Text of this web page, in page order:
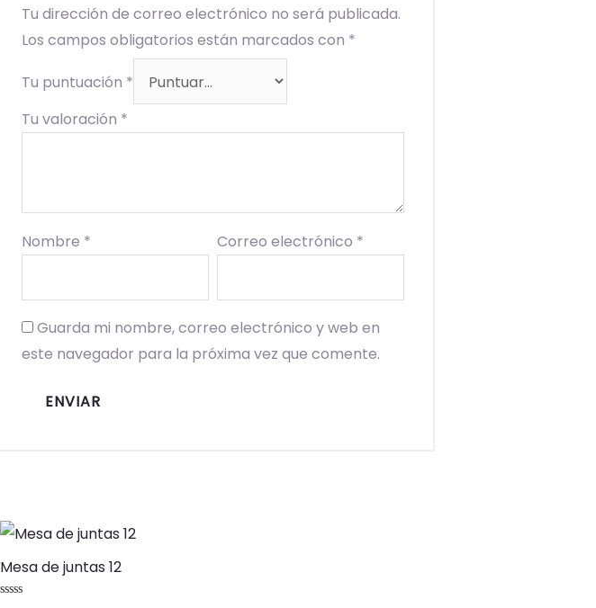
Tu dirección de correo electrónico no será publicada.
Los campos obligatorios están marcados con *
Tu puntuación *
Tu valoración *
Nombre * Correo electrónico *
Guarda mi nombre, correo electrónico y web en
este navegador para la próxima vez que comente.
Mesa de juntas 12